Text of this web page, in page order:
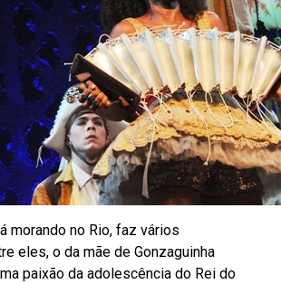
morando no Rio, faz vários
eles, o da mãe de Gonzaguinha
paixão da adolescência do Rei do